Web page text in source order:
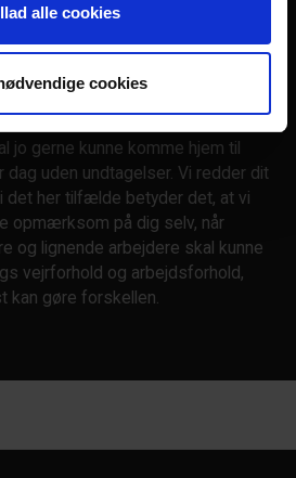
alle cookies
cookies
topklasse for at være af den
så din synlighed i
jo gerne kunne komme hjem til
dag uden undtagelser. Vi redder dit
det her tilfælde betyder det, at vi
opmærksom på dig selv, når
og lignende arbejdere skal kunne
vejrforhold og arbejdsforhold,
kan gøre forskellen.